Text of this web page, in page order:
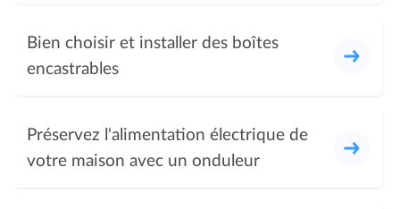
Bien choisir et installer des boîtes
encastrables
Préservez l'alimentation électrique de
votre maison avec un onduleur